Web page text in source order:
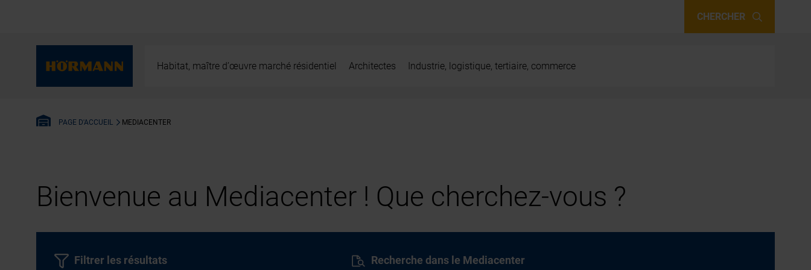
CHERCHER
Habitat, maître d’œuvre marché résidentiel Architectes Industrie, logistique, tertiaire, commerce
PAGE D'ACCUEIL MEDIACENTER
Bienvenue au Mediacenter ! Que cherchez-vous ?
Recherche dans le Mediacenter
Filtrer les résultats